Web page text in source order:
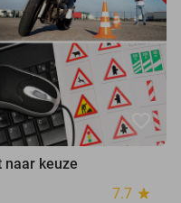
favorite_border
keuze
7.7 star